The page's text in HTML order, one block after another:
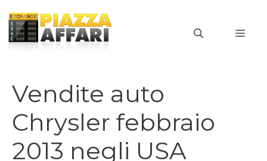
contenuto
Vendite auto
Chrysler febbraio
2013 negli USA